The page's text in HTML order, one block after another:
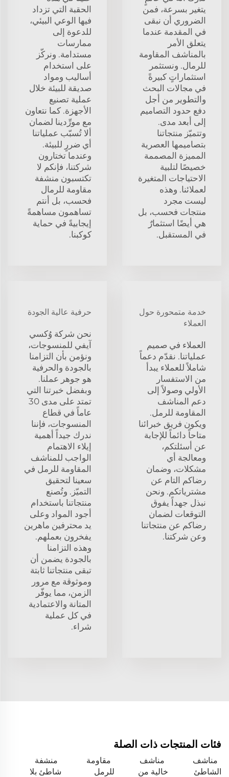
يتغير بسرعة، فمن
الضروري أن نبقى
في المقدمة عندما
يتعلق الأمر
بالمناشف المقاومة
للرمال. ونستثمر
استثماراتٍ كبيرةً
في مجالات البحث
والتطوير من أجل
دفع حدود التصاميم
إلى أبعد مدى.
وتتميّز منتجاتنا
بتصاميمها العصرية
المميزة المصممة
خصيصًا لتلبية
الاحتياجات المتغيرة
لعملائنا. وهذه
ليست مجرد
منتجات فحسب، بل
هي أيضًا استثمارٌ
في المستقبل.
الحقبة التي تزداد
فيها الوعي البيئي،
للدعوة إلى
ممارسات
مستدامة. ونركّز
على استخدام
أساليب ومواد
صديقة للبيئة خلال
عملية تصنيع
الأجهزة. كما نتعاون
مع مورِّدينا لضمان
ألا تُسبّب عملياتنا
أي ضررٍ للبيئة.
وعندما تختارون
شركتنا، فإنكم لا
تكتسبون منشفة
مقاومة للرمال
فحسب، بل أنتم
تساهمون مساهمةً
إيجابيةً في حماية
كوكبنا.
خدمة متمحورة حول
العملاء
العملاء في صميم
عملياتنا. نقدّم دعماً
شاملاً للعملاء يبدأ
من الاستفسار
الأولي وصولاً إلى
دعم المناشف
المقاومة للرمل.
ويكون فريق خبرائنا
متاحاً دائماً للإجابة
عن أسئلتكم،
ومعالجة أي
مشكلات، وضمان
رضاكم التام عن
مشترياتكم. ونحن
نبذل جهداً يفوق
التوقعات لضمان
رضاكم عن منتجاتنا
وعن شركتنا.
حرفية عالية الجودة
نحن شركة وُكسي
آيفي للمنسوجات،
ونؤمن بأن التزامنا
بالجودة والحرفية
هو جوهر عملنا.
وبفضل خبرتنا التي
تمتد على مدى 30
عاماً في قطاع
المنسوجات، فإننا
ندرك جيداً أهمية
إيلاء الاهتمام
الواجب للمناشف
المقاومة للرمل في
سعينا لتحقيق
التميّز. وتُصنع
منتجاتنا باستخدام
أجود المواد وعلى
يد محترفين ماهرين
يفخرون بعملهم.
وهذه التزامنا
بالجودة يضمن أن
تبقى منتجاتنا ثابتة
وموثوقة مع مرور
الزمن، مما يوفّر
المتانة والاعتمادية
في كل عملية
شراء.
فئات المنتجات ذات الصلة
مناشف
الشاطئ
مناشف
خالية من
مقاومة
للرمل
منشفة
شاطئ بلا